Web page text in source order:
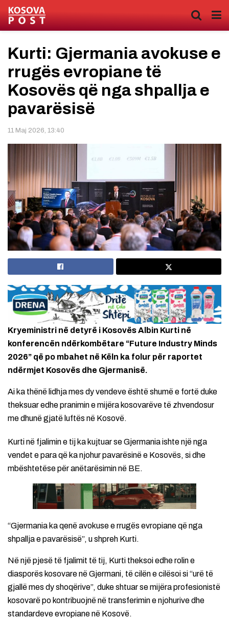
Kurti: Gjermania avokuse e
rrugës evropiane të
Kosovës që nga shpallja e
pavarësisë
11 Maj 2026, 13:40
Kryeministri në detyrë i Kosovës Albin Kurti në
konferencën ndërkombëtare “Future Industry Minds
2026” që po mbahet në Këln ka folur për raportet
ndërmjet Kosovës dhe Gjermanisë.
Ai ka thënë lidhja mes dy vendeve është shumë e fortë duke
theksuar edhe pranimin e mijëra kosovarëve të zhvendosur
me dhunë gjatë luftës në Kosovë.
Kurti në fjalimin e tij ka kujtuar se Gjermania ishte një nga
vendet e para që ka njohur pavarësinë e Kosovës, si dhe
mbështetëse për anëtarësimin në BE.
“Gjermania ka qenë avokuse e rrugës evropiane që nga
shpallja e pavarësisë”, u shpreh Kurti.
Në një pjesë të fjalimit të tij, Kurti theksoi edhe rolin e
diasporës kosovare në Gjermani, të cilën e cilësoi si “urë të
gjallë mes dy shoqërive”, duke shtuar se mijëra profesionistë
kosovarë po kontribuojnë në transferimin e njohurive dhe
standardeve evropiane në Kosovë.